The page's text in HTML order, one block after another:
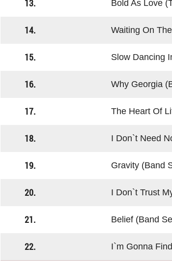
13. Bold As Love
14. Waiting On The
15. Slow Dancing In A
16. Why Georgia
17. The Heart Of Life
18. I Don`t Need No
19. Gravity (Band
20. I Don`t Trust
21. Belief (Band
22. I`m Gonna Find